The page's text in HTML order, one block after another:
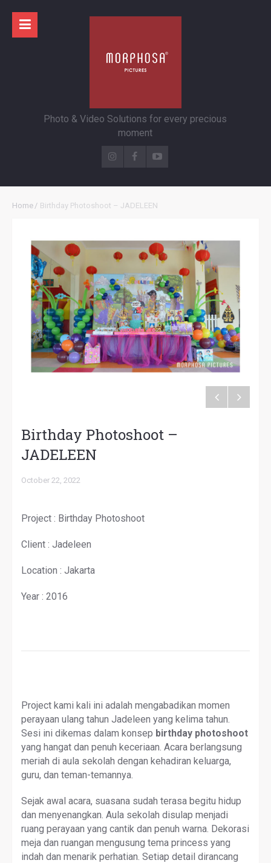
Photo & Video Solutions for every precious
moment
Home / Birthday Photoshoot – JADELEEN
Birthday Photoshoot –
JADELEEN
October 22, 2022
Project : Birthday Photoshoot
Client : Jadeleen
Location : Jakarta
Year : 2016
Project kami kali ini adalah mengabadikan momen
perayaan ulang tahun Jadeleen yang kelima tahun.
Sesi ini dikemas dalam konsep birthday photoshoot
yang hangat dan penuh keceriaan. Acara berlangsung
meriah di aula sekolah dengan kehadiran keluarga,
guru, dan teman-temannya.
Sejak awal acara, suasana sudah terasa begitu hidup
dan menyenangkan. Aula sekolah disulap menjadi
ruang perayaan yang cantik dan penuh warna. Dekorasi
meja dan ruangan mengusung tema princess yang
indah dan menarik perhatian. Setiap detail dirancang